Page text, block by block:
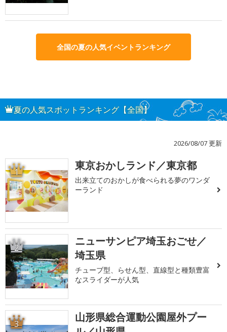
全国の夏の人気イベントランキング
夏の人気スポットランキング【全国】
2026/08/07 更新
1 東京おかしランド／東京都
出来立てのおかしが食べられる夢のワンダ
ーランド
2
ニューサンピア埼玉おごせ／
埼玉県
チューブ型、らせん型、直線型と種類豊富
なスライダーが人気
3
山形県総合運動公園屋外プー